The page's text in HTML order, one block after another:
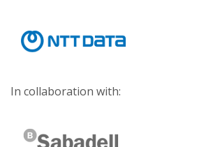
In collaboration with: